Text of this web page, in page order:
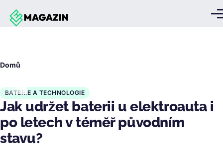
Přejít k hlavnímu obsahu
Domů
BATERIE A TECHNOLOGIE
Jak udržet baterii u elektroauta i
po letech v téměř původním
stavu?